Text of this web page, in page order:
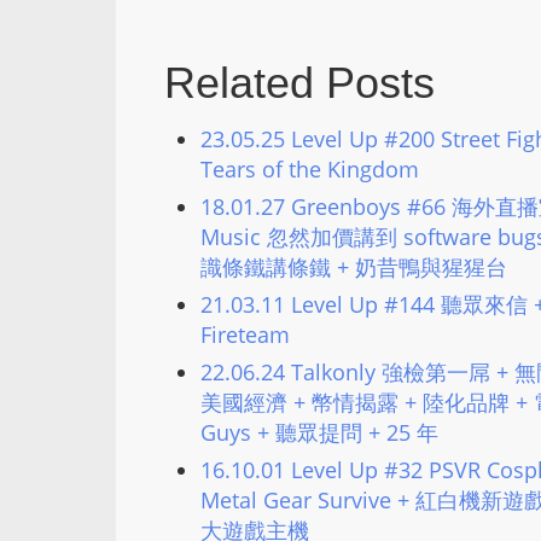
Related Posts
23.05.25 Level Up #200 Street
Tears of the Kingdom
18.01.27 Greenboys #66 海外直
Music 忽然加價講到 software
識條鐵講條鐵 + 奶昔鴨與猩猩台
21.03.11 Level Up #144 聽眾來
Fireteam
22.06.24 Talkonly 強檢第一屌 +
美國經濟 + 幣情揭露 + 陸化品牌
Guys + 聽眾提問 + 25 年
16.10.01 Level Up #32 PSVR
Metal Gear Survive + 紅白機新遊
大遊戲主機